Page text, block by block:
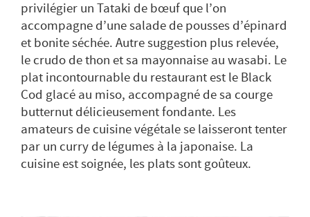
privilégier un Tataki de bœuf que l’on
accompagne d’une salade de pousses d’épinard
et bonite séchée. Autre suggestion plus relevée,
le crudo de thon et sa mayonnaise au wasabi. Le
plat incontournable du restaurant est le Black
Cod glacé au miso, accompagné de sa courge
butternut délicieusement fondante. Les
amateurs de cuisine végétale se laisseront tenter
par un curry de légumes à la japonaise. La
cuisine est soignée, les plats sont goûteux.